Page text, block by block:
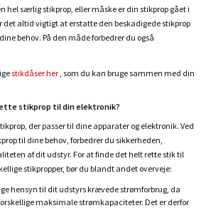
hel særlig stikprop, eller måske er din stikprop gået i
det altid vigtigt at erstatte den beskadigede stikprop
behov. På den måde forbedrer du også
stikdåser her , som du kan bruge sammen med din
stikprop til din elektronik?
der passer til dine apparater og elektronik. Ved
til dine behov, forbedrer du sikkerheden,
af dit udstyr. For at finde det helt rette stik til
stikpropper, bør du blandt andet overveje:
hensyn til dit udstyrs krævede strømforbrug, da
maksimale strømkapaciteter. Det er derfor